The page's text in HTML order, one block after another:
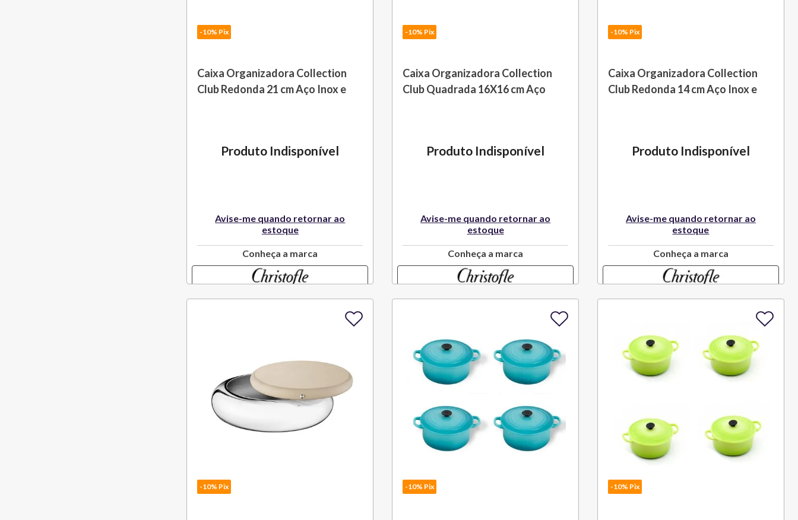
-10% Pix
Caixa Organizadora Collection
Club Redonda 21 cm Aço Inox e
Produto Indisponível
Avise-me quando retornar ao
estoque
Conheça a marca
-10% Pix
Caixa Organizadora Collection
Club Quadrada 16X16 cm Aço
Produto Indisponível
Avise-me quando retornar ao
estoque
Conheça a marca
-10% Pix
Caixa Organizadora Collection
Club Redonda 14 cm Aço Inox e
Produto Indisponível
Avise-me quando retornar ao
estoque
Conheça a marca
-10% Pix -10% Pix -10% Pix